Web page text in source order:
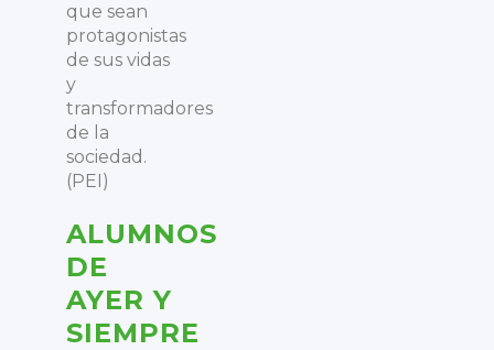
que sean
protagonistas
de sus vidas
y
transformadores
de la
sociedad.
(PEI)
ALUMNOS
DE
AYER Y
SIEMPRE